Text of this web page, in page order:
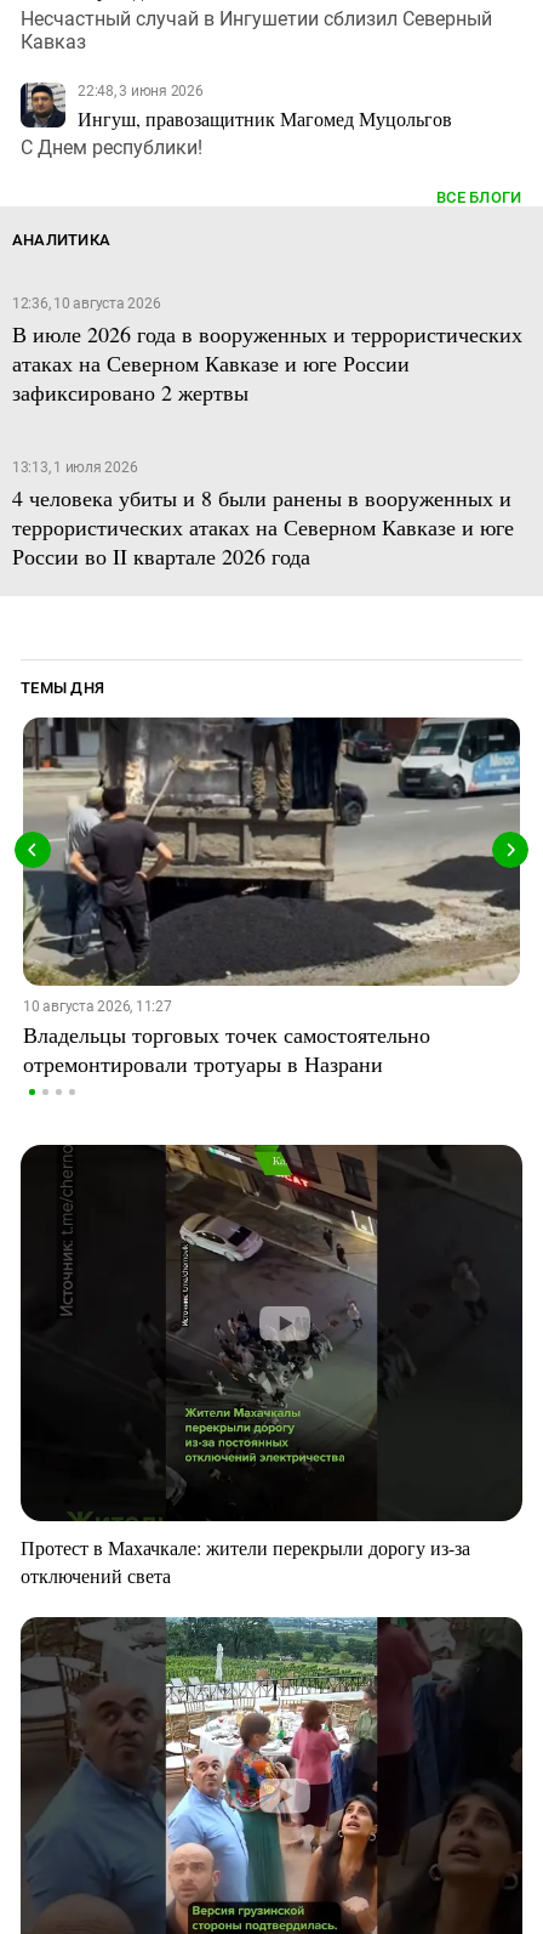
Несчастный случай в Ингушетии сблизил Северный
Кавказ
22:48, 3 июня 2026
Ингуш, правозащитник Магомед Муцольгов
С Днем республики!
ВСЕ БЛОГИ
АНАЛИТИКА
12:36, 10 августа 2026
В июле 2026 года в вооруженных и террористических
атаках на Северном Кавказе и юге России
зафиксировано 2 жертвы
13:13, 1 июля 2026
4 человека убиты и 8 были ранены в вооруженных и
террористических атаках на Северном Кавказе и юге
России во II квартале 2026 года
ТЕМЫ ДНЯ
10 августа 2026, 11:27
Владельцы торговых точек самостоятельно
отремонтировали тротуары в Назрани
Протест в Махачкале: жители перекрыли дорогу из-за
отключений света